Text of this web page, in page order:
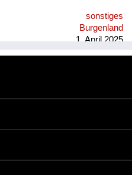
sonstiges
Burgenland
1. April 2025